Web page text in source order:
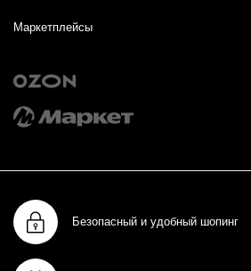
Маркетплейсы
Безопасный и удобный шопинг